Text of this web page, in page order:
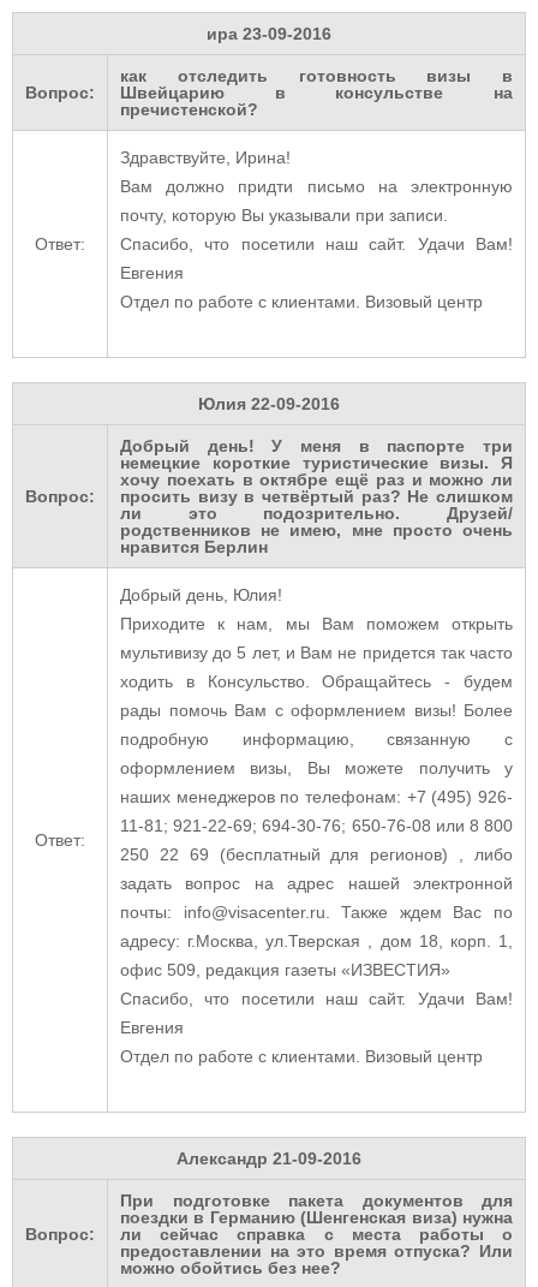
ира 23-09-2016
Вопрос:
как отследить готовность визы в
Швейцарию в консульстве на
пречистенской?
Ответ:
Здравствуйте, Ирина!
Вам должно придти письмо на электронную
почту, которую Вы указывали при записи.
Спасибо, что посетили наш сайт. Удачи Вам!
Евгения
Отдел по работе с клиентами. Визовый центр
Юлия 22-09-2016
Вопрос:
Добрый день! У меня в паспорте три
немецкие короткие туристические визы. Я
хочу поехать в октябре ещё раз и можно ли
просить визу в четвёртый раз? Не слишком
ли это подозрительно. Друзей/
родственников не имею, мне просто очень
нравится Берлин
Ответ:
Добрый день, Юлия!
Приходите к нам, мы Вам поможем открыть
мультивизу до 5 лет, и Вам не придется так часто
ходить в Консульство. Обращайтесь - будем
рады помочь Вам с оформлением визы! Более
подробную информацию, связанную с
оформлением визы, Вы можете получить у
наших менеджеров по телефонам: +7 (495) 926-
11-81; 921-22-69; 694-30-76; 650-76-08 или 8 800
250 22 69 (бесплатный для регионов) , либо
задать вопрос на адрес нашей электронной
почты: info@visacenter.ru. Также ждем Вас по
адресу: г.Москва, ул.Тверская , дом 18, корп. 1,
офис 509, редакция газеты «ИЗВЕСТИЯ»
Спасибо, что посетили наш сайт. Удачи Вам!
Евгения
Отдел по работе с клиентами. Визовый центр
Александр 21-09-2016
Вопрос:
При подготовке пакета документов для
поездки в Германию (Шенгенская виза) нужна
ли сейчас справка с места работы о
предоставлении на это время отпуска? Или
можно обойтись без нее?